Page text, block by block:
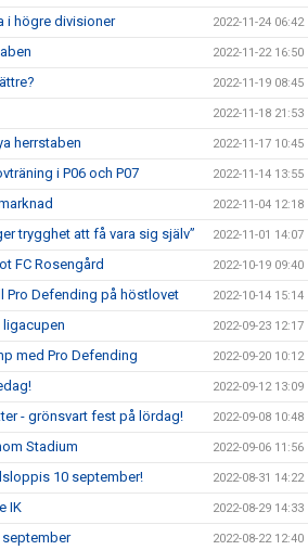
i högre divisioner 2022-11-24 06:42
2022-11-22 16:50
2022-11-19 08:45
2022-11-18 21:53
herrstaben 2022-11-17 10:45
i P06 och P07 2022-11-14 13:55
2022-11-04 12:18
trygghet att få vara sig själv” 2022-11-01 14:07
FC Rosengård 2022-10-19 09:40
Pro Defending på höstlovet 2022-10-14 15:14
ligacupen 2022-09-23 12:17
med Pro Defending 2022-09-20 10:12
2022-09-12 13:09
- grönsvart fest på lördag! 2022-09-08 10:48
Stadium 2022-09-06 11:56
10 september! 2022-08-31 14:22
IK 2022-08-29 14:33
2022-08-22 12:40